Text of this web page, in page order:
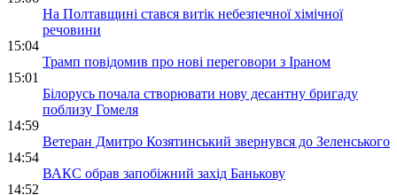
На Полтавщині стався витік небезпечної хімічної
речовини
15:04
Трамп повідомив про нові переговори з Іраном
15:01
Білорусь почала створювати нову десантну бригаду
поблизу Гомеля
14:59
Ветеран Дмитро Козятинський звернувся до Зеленського
14:54
ВАКС обрав запобіжний захід Банькову
14:52